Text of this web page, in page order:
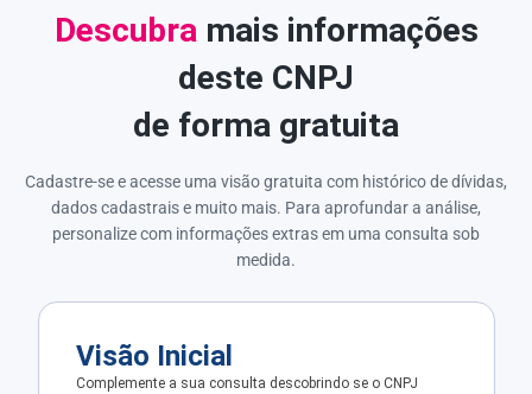
Descubra mais informações
deste CNPJ
de forma gratuita
Cadastre-se e acesse uma visão gratuita com histórico de dívidas,
dados cadastrais e muito mais. Para aprofundar a análise,
personalize com informações extras em uma consulta sob
medida.
Visão Inicial
Complemente a sua consulta descobrindo se o CNPJ